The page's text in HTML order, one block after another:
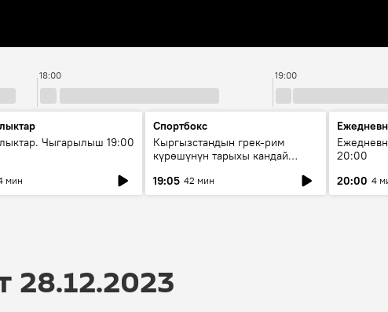
18:00 19:00
Чыгарылыш 19:00
мин
Спортбокс
Кыргызстандын грек-рим
күрөшүнүн тарыхы кандай
19:05 42 мин
20:00
20:00 4
28.12.2023